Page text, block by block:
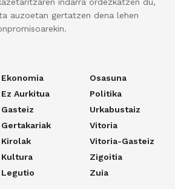
auzoetan gertatzen dena lehen
Ekonomia
Ez Aurkitua
Gasteiz
Gertakariak
Kirolak
Kultura
Legutio
Osasuna
Politika
Urkabustaiz
Vitoria
Vitoria-Gasteiz
Zigoitia
Zuia